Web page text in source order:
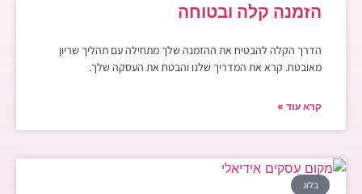
הזמנה קלה ובטוחה
הדרך הקלה להבטיח את ההזמנה שלך מתחילה עם תהליך שריון
מאובטח. קרא את המדריך שלנו והבטח את העסקה שלך.
קרא עוד »
בלוג